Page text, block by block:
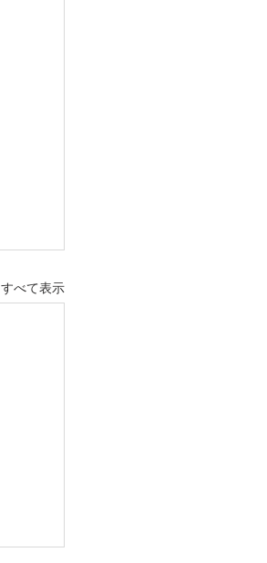
すべて表示